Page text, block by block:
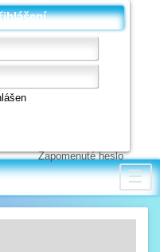
Zapomenuté heslo
☰